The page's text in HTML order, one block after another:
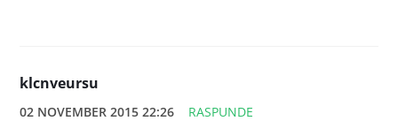
klcnveursu
02 NOVEMBER 2015 22:26 RASPUNDE